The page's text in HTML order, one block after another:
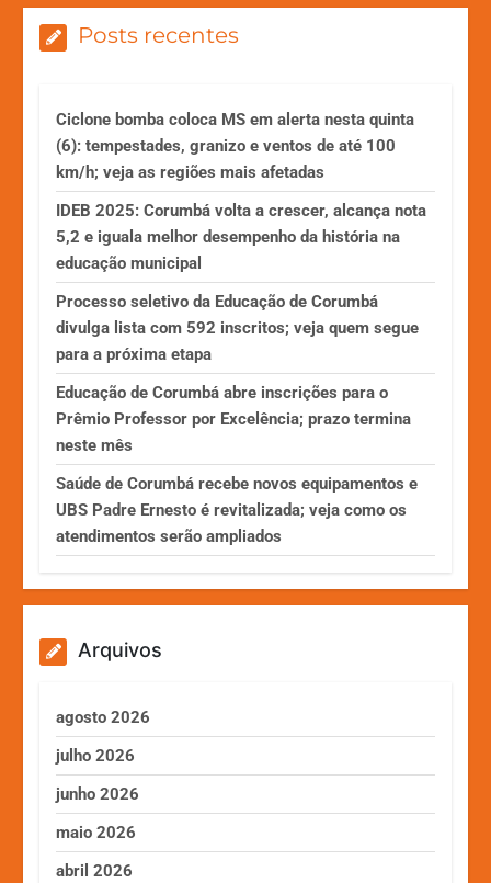
Posts recentes
Ciclone bomba coloca MS em alerta nesta quinta
(6): tempestades, granizo e ventos de até 100
km/h; veja as regiões mais afetadas
IDEB 2025: Corumbá volta a crescer, alcança nota
5,2 e iguala melhor desempenho da história na
educação municipal
Processo seletivo da Educação de Corumbá
divulga lista com 592 inscritos; veja quem segue
para a próxima etapa
Educação de Corumbá abre inscrições para o
Prêmio Professor por Excelência; prazo termina
neste mês
Saúde de Corumbá recebe novos equipamentos e
UBS Padre Ernesto é revitalizada; veja como os
atendimentos serão ampliados
Arquivos
agosto 2026
julho 2026
junho 2026
maio 2026
abril 2026